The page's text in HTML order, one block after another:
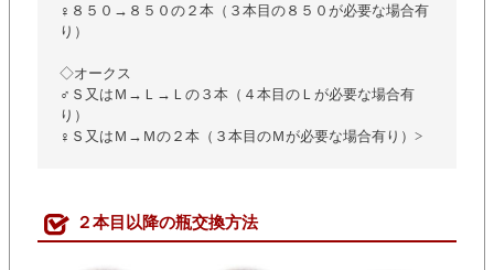
♀８５０→８５０の２本（３本目の８５０が必要な場合有
り）
◇オークス
♂Ｓ又はＭ→Ｌ→Ｌの３本（４本目のＬが必要な場合有
り）
♀Ｓ又はＭ→Ｍの２本（３本目のＭが必要な場合有り）>
２本目以降の瓶交換方法